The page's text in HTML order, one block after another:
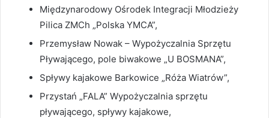
Międzynarodowy Ośrodek Integracji Młodzieży
Pilica ZMCh „Polska YMCA”,
Przemysław Nowak – Wypożyczalnia Sprzętu
Pływającego, pole biwakowe „U BOSMANA”,
Spływy kajakowe Barkowice „Róża Wiatrów”,
Przystań „FALA” Wypożyczalnia sprzętu
pływającego, spływy kajakowe,